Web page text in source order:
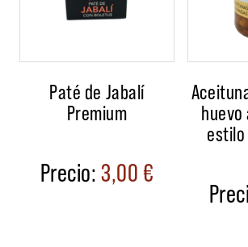
Paté de Jabalí
Premium
3,00€